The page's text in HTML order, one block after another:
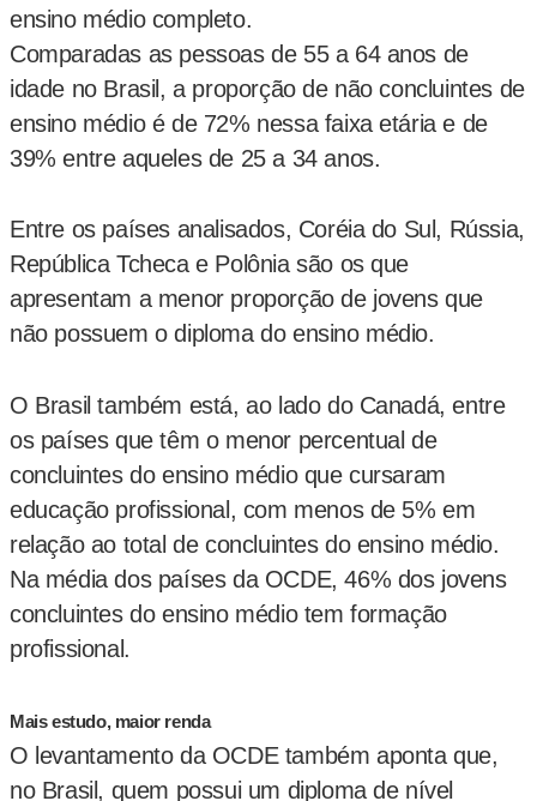
ensino médio completo.
Comparadas as pessoas de 55 a 64 anos de
idade no Brasil, a proporção de não concluintes de
ensino médio é de 72% nessa faixa etária e de
39% entre aqueles de 25 a 34 anos.
Entre os países analisados, Coréia do Sul, Rússia,
República Tcheca e Polônia são os que
apresentam a menor proporção de jovens que
não possuem o diploma do ensino médio.
O Brasil também está, ao lado do Canadá, entre
os países que têm o menor percentual de
concluintes do ensino médio que cursaram
educação profissional, com menos de 5% em
relação ao total de concluintes do ensino médio.
Na média dos países da OCDE, 46% dos jovens
concluintes do ensino médio tem formação
profissional.
Mais estudo, maior renda
O levantamento da OCDE também aponta que,
no Brasil, quem possui um diploma de nível